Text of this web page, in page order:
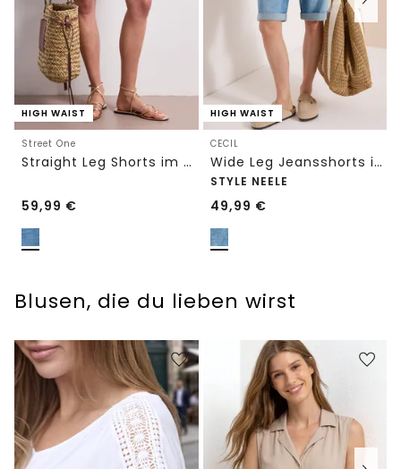
HIGH WAIST
Street One
Straight Leg Shorts im Casual Fit
59,99 €
HIGH WAIST
CECIL
Wide Leg Jeansshorts im Loose Fit
STYLE NEELE
49,99 €
Blusen, die du lieben wirst